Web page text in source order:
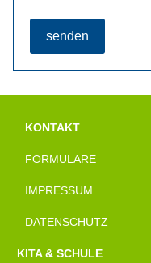
senden
KONTAKT
FORMULARE
IMPRESSUM
DATENSCHUTZ
KITA & SCHULE